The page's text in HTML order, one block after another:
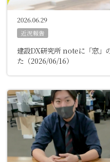
2026.06.29
近況報告
建設DX研究所 noteに「窓」
た（2026/06/16）